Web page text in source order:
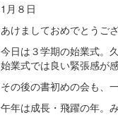
1月８日
あけましておめでとうござ
今日は３学期の始業式。
始業式では良い緊張感が
その後の書初めの会も、
午年は成長・飛躍の年。